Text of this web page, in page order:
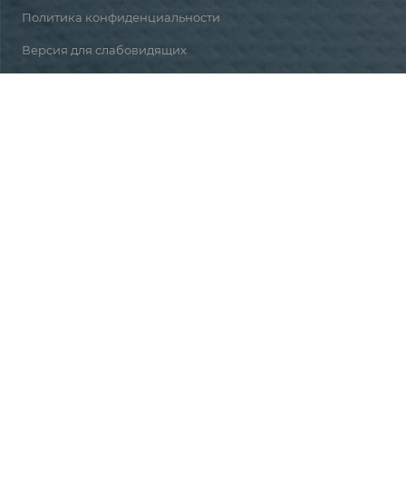
Политика конфиденциальности
Версия для слабовидящих